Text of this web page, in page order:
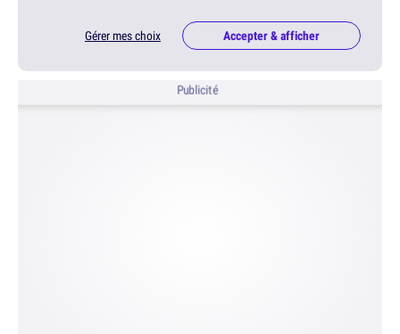
Gérer mes choix Accepter & afficher
Publicité